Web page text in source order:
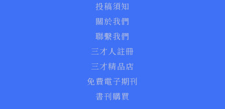
投稿須知
關於我們
聯繫我們
三才人註冊
三才精品店
免費電子期刊
書刊購買